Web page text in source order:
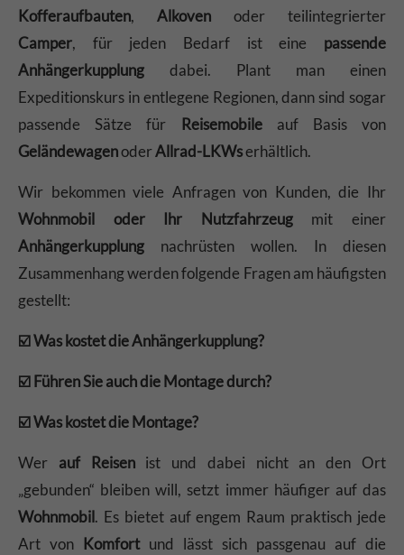
Kofferaufbauten, Alkoven oder teilintegrierter
Camper, für jeden Bedarf ist eine passende
Anhängerkupplung dabei. Plant man einen
Expeditionskurs in entlegene Regionen, dann sind sogar
passende Sätze für
Reisemobileauf Basis von
GeländewagenoderAllrad-LKWserhältlich.
Wir bekommen viele Anfragen von Kunden, die Ihr
Wohnmobil oder Ihr Nutzfahrzeugmit einer
Anhängerkupplung nachrüsten wollen. In diesen
Zusammenhang werden folgende Fragen am häufigsten
gestellt:
☑️ Was kostet die Anhängerkupplung?
☑️ Führen Sie auch die Montage durch?
☑️ Was kostet die Montage?
Wer auf Reisenist und dabei nicht an den Ort
„gebunden“ bleiben will, setzt immer häufiger auf das
Wohnmobil. Es bietet auf engem Raum praktisch jede
Art von Komfortund lässt sich passgenau auf die